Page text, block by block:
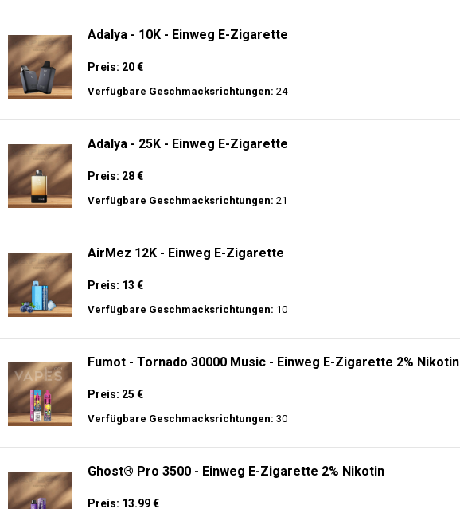
Adalya - 10K - Einweg E-Zigarette
Preis: 20 €
Verfügbare Geschmacksrichtungen: 24
Adalya - 25K - Einweg E-Zigarette
Preis: 28 €
Verfügbare Geschmacksrichtungen: 21
AirMez 12K - Einweg E-Zigarette
Preis: 13 €
Verfügbare Geschmacksrichtungen: 10
Fumot - Tornado 30000 Music - Einweg E-Zigarette 2% Nikotin
Preis: 25 €
Verfügbare Geschmacksrichtungen: 30
Ghost® Pro 3500 - Einweg E-Zigarette 2% Nikotin
Preis: 13.99 €